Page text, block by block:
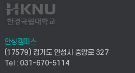
사회안전시스템공학부
컴퓨터응용수학부
사이버캠퍼스(전문학사 및 전공심화)
시설바로처리서비스
연구실안전관리시스템
산학협력단
취업지원센터
창업지원센터
안성캠퍼스
(17579) 경기도 안성시 중앙로 327
Tel : 031-670-5114